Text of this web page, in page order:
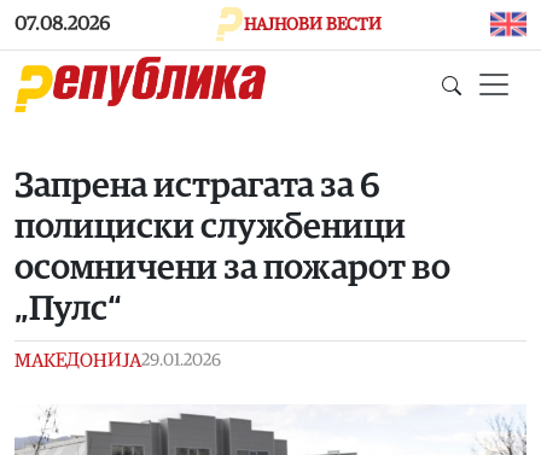
Skip to main content
07.08.2026 НАЈНОВИ ВЕСТИ
Запрена истрагата за 6
полициски службеници
осомничени за пожарот во
„Пулс“
МАКЕДОНИЈА29.01.2026